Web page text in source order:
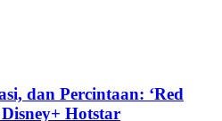
dan Percintaan: ‘Red
Hotstar